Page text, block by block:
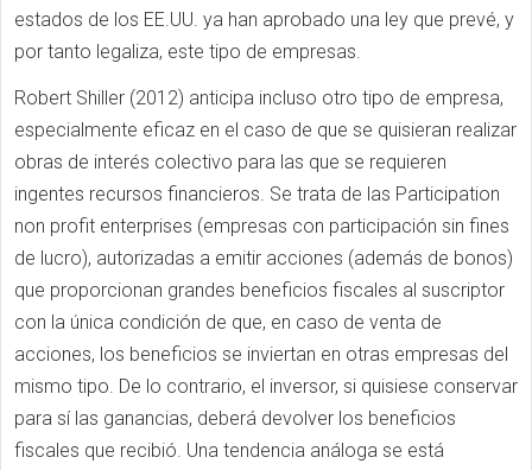
estados de los EE.UU. ya han aprobado una ley que prevé, y
por tanto legaliza, este tipo de empresas.
Robert Shiller (2012) anticipa incluso otro tipo de empresa,
especialmente eficaz en el caso de que se quisieran realizar
obras de interés colectivo para las que se requieren
ingentes recursos financieros. Se trata de las Participation
non profit enterprises (empresas con participación sin fines
de lucro), autorizadas a emitir acciones (además de bonos)
que proporcionan grandes beneficios fiscales al suscriptor
con la única condición de que, en caso de venta de
acciones, los beneficios se inviertan en otras empresas del
mismo tipo. De lo contrario, el inversor, si quisiese conservar
para sí las ganancias, deberá devolver los beneficios
fiscales que recibió. Una tendencia análoga se está